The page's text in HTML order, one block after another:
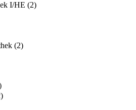
I/HE (2)
(2)